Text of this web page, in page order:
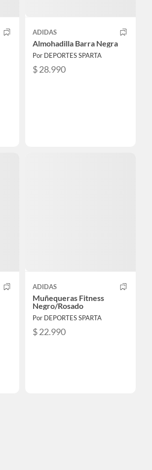
ADIDAS
Almohadilla Barra Negra
Por DEPORTES SPARTA
$ 28.990
ADIDAS
Muñequeras Fitness
Negro/Rosado
Por DEPORTES SPARTA
$ 22.990